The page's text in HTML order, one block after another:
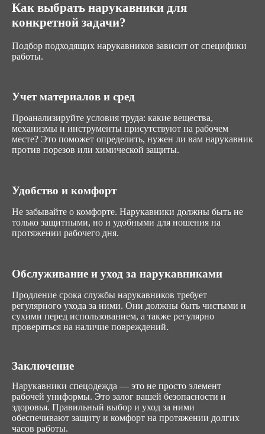
Как выбрать нарукавники для
конкретной задачи?
Подбор подходящих нарукавников зависит от специфики
работы.
Учет материалов и сред
Проанализируйте условия труда: какие вещества,
механизмы и инструменты присутствуют на рабочем
месте? Это поможет определить, нужен ли вам нарукавник
против порезов или химической защиты.
Удобство и комфорт
Не забывайте о комфорте. Нарукавники должны быть не
только защитными, но и удобными для ношения на
протяжении рабочего дня.
Обслуживание и уход за нарукавниками
Продление срока службы нарукавников требует
регулярного ухода за ними. Они должны быть чистыми и
сухими перед использованием, а также регулярно
проверяться на наличие повреждений.
Заключение
Нарукавники спецодежда — это не просто элемент
рабочей униформы. Это залог вашей безопасности и
здоровья. Правильный выбор и уход за ними
обеспечивают защиту и комфорт на протяжении долгих
часов работы.